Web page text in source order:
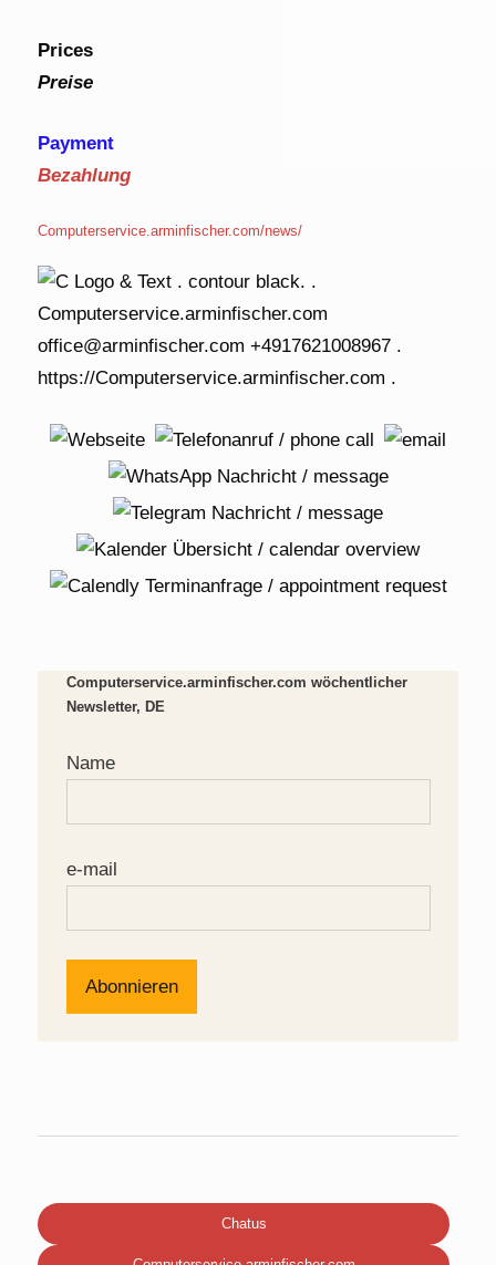
Prices
Preise
Payment
Bezahlung
Computerservice.arminfischer.com/news/
Computerservice.arminfischer.com wöchentlicher
Newsletter, DE
Name
e-mail
Chatus